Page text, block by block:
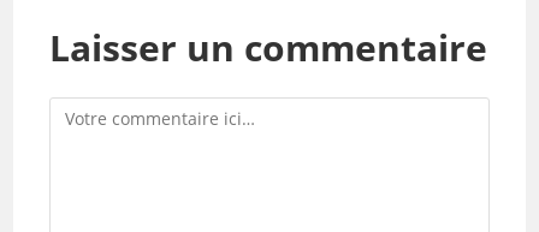
Laisser un commentaire